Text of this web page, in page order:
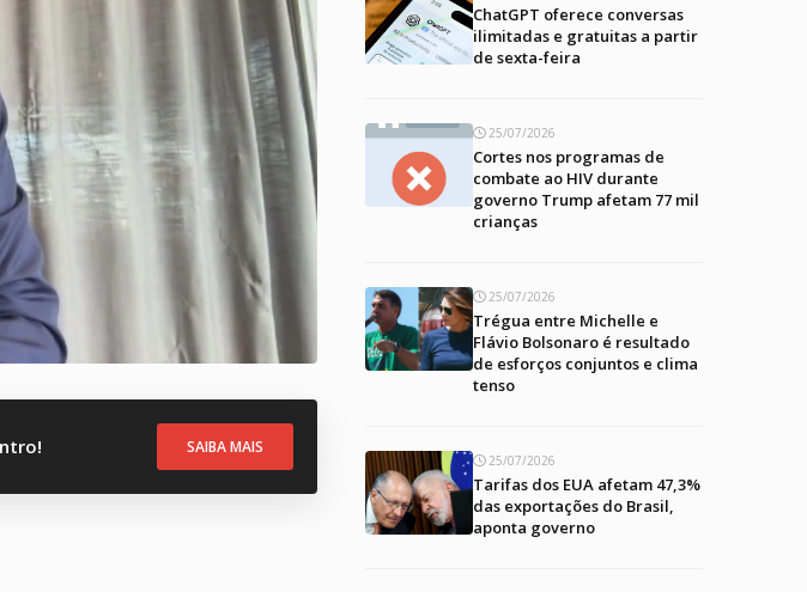
SAIBA MAIS
ChatGPT oferece conversas
ilimitadas e gratuitas a partir
de sexta-feira
25/07/2026
Cortes nos programas de
combate ao HIV durante
governo Trump afetam 77 mil
crianças
25/07/2026
Trégua entre Michelle e
Flávio Bolsonaro é resultado
de esforços conjuntos e clima
tenso
25/07/2026
Tarifas dos EUA afetam 47,3%
das exportações do Brasil,
aponta governo